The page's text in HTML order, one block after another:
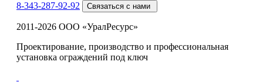
8-343-287-92-92
Связаться с нами
2011-2026 ООО «УралРесурс»
Проектирование, производство и профессиональная
установка ограждений под ключ